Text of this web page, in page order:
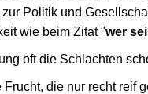
Politik und
wie beim Zitat "wer
oft die Schlachten
Frucht, die nur recht reif